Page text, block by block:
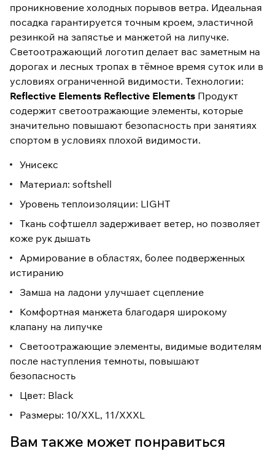
проникновение холодных порывов ветра. Идеальная
посадка гарантируется точным кроем, эластичной
резинкой на запястье и манжетой на липучке.
Светоотражающий логотип делает вас заметным на
дорогах и лесных тропах в тёмное время суток или в
условиях ограниченной видимости. Технологии:
Reflective Elements Reflective Elements Продукт
содержит светоотражающие элементы, которые
значительно повышают безопасность при занятиях
спортом в условиях плохой видимости.
Унисекс
Материал: softshell
Уровень теплоизоляции: LIGHT
Ткань софтшелл задерживает ветер, но позволяет
коже рук дышать
Армирование в областях, более подверженных
истиранию
Замша на ладони улучшает сцепление
Комфортная манжета благодаря широкому
клапану на липучке
Светоотражающие элементы, видимые водителям
после наступления темноты, повышают
безопасность
Цвет: Black
Размеры: 10/XXL, 11/XXXL
Вам также может понравиться